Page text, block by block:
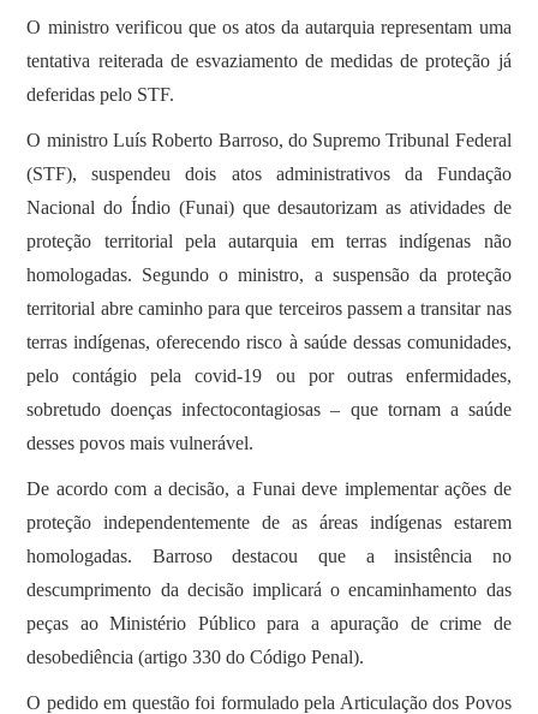
O ministro verificou que os atos da autarquia representam uma
tentativa reiterada de esvaziamento de medidas de proteção já
deferidas pelo STF.
O ministro Luís Roberto Barroso, do Supremo Tribunal Federal
(STF), suspendeu dois atos administrativos da Fundação
Nacional do Índio (Funai) que desautorizam as atividades de
proteção territorial pela autarquia em terras indígenas não
homologadas. Segundo o ministro, a suspensão da proteção
territorial abre caminho para que terceiros passem a transitar nas
terras indígenas, oferecendo risco à saúde dessas comunidades,
pelo contágio pela covid-19 ou por outras enfermidades,
sobretudo doenças infectocontagiosas – que tornam a saúde
desses povos mais vulnerável.
De acordo com a decisão, a Funai deve implementar ações de
proteção independentemente de as áreas indígenas estarem
homologadas. Barroso destacou que a insistência no
descumprimento da decisão implicará o encaminhamento das
peças ao Ministério Público para a apuração de crime de
desobediência (artigo 330 do Código Penal).
O pedido em questão foi formulado pela Articulação dos Povos